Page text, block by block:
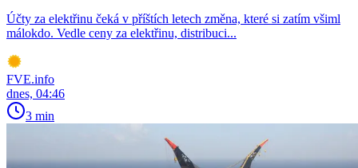
Účty za elektřinu čeká v příštích letech změna, které si zatím všiml
málokdo. Vedle ceny za elektřinu, distribuci...
FVE.info
dnes, 04:46
3 min